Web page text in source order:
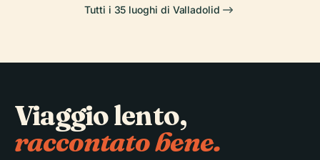
Tutti i 35 luoghi di Valladolid
Viaggio lento,
raccontato bene.